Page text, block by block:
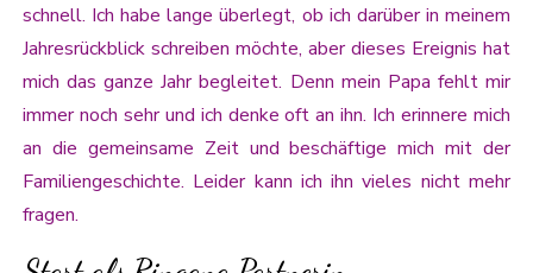
schnell. Ich habe lange überlegt, ob ich darüber in meinem
Jahresrückblick schreiben möchte, aber dieses Ereignis hat
mich das ganze Jahr begleitet. Denn mein Papa fehlt mir
immer noch sehr und ich denke oft an ihn. Ich erinnere mich
an die gemeinsame Zeit und beschäftige mich mit der
Familiengeschichte. Leider kann ich ihn vieles nicht mehr
fragen.